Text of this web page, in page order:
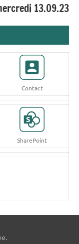
13.09.23
Contact
SharePoint